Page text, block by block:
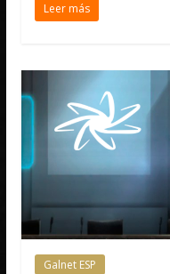
Leer más
Galnet ESP